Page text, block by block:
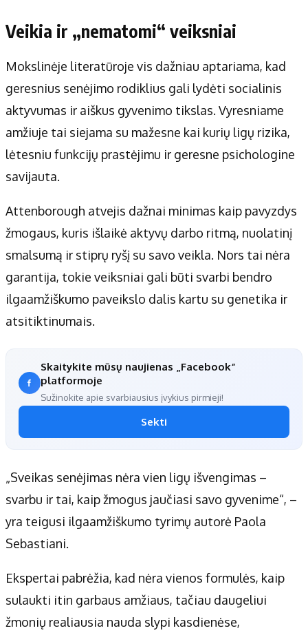
Veikia ir „nematomi“ veiksniai
Mokslinėje literatūroje vis dažniau aptariama, kad
geresnius senėjimo rodiklius gali lydėti socialinis
aktyvumas ir aiškus gyvenimo tikslas. Vyresniame
amžiuje tai siejama su mažesne kai kurių ligų rizika,
lėtesniu funkcijų prastėjimu ir geresne psichologine
savijauta.
Attenborough atvejis dažnai minimas kaip pavyzdys
žmogaus, kuris išlaikė aktyvų darbo ritmą, nuolatinį
smalsumą ir stiprų ryšį su savo veikla. Nors tai nėra
garantija, tokie veiksniai gali būti svarbi bendro
ilgaamžiškumo paveikslo dalis kartu su genetika ir
atsitiktinumais.
Skaitykite mūsų naujienas „Facebook“
platformoje
Sužinokite apie svarbiausius įvykius pirmieji!
Sekti
„Sveikas senėjimas nėra vien ligų išvengimas –
svarbu ir tai, kaip žmogus jaučiasi savo gyvenime“, –
yra teigusi ilgaamžiškumo tyrimų autorė Paola
Sebastiani.
Ekspertai pabrėžia, kad nėra vienos formulės, kaip
sulaukti itin garbaus amžiaus, tačiau daugeliui
žmonių realiausia nauda slypi kasdienėse,